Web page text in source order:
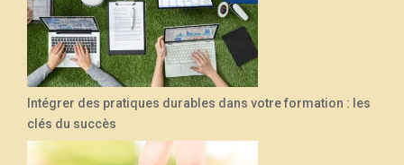
Intégrer des pratiques durables dans votre formation : les
clés du succès